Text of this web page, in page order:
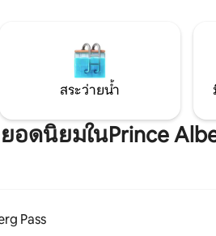
ว่ายน้ำภายใต้ร่มเงาข
เสียงน้ำไหลผ่านวิลล่าข
คืน
สระว่ายน้ำ
ดนิยมในPrince
Pass